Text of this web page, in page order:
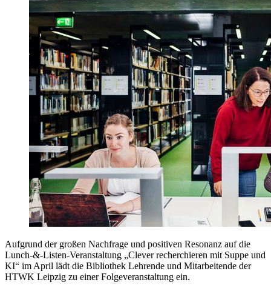
Aufgrund der großen Nachfrage und positiven Resonanz auf die
Lunch-&-Listen-Veranstaltung „Clever recherchieren mit Suppe und
KI“ im April lädt die Bibliothek Lehrende und Mitarbeitende der
HTWK Leipzig zu einer Folgeveranstaltung ein.